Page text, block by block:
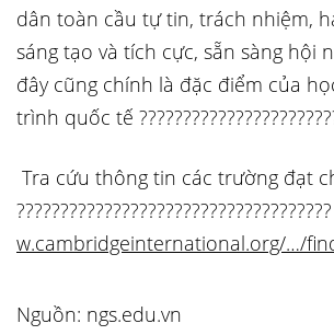
dân toàn cầu tự tin, trách nhiệm,
sáng tạo và tích cực, sẵn sàng hội
đây cũng chính là đặc điểm của
trình quốc tế
Tra cứu thông tin các trường đạt
w.cambridgeinternational.org/…/
Nguồn: ngs.edu.vn